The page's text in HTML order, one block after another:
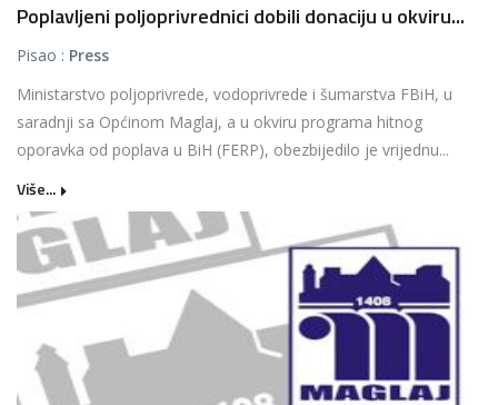
Poplavljeni poljoprivrednici dobili donaciju u okviru...
Pisao : Press
Ministarstvo poljoprivrede, vodoprivrede i šumarstva FBiH, u
saradnji sa Općinom Maglaj, a u okviru programa hitnog
oporavka od poplava u BiH (FERP), obezbijedilo je vrijednu...
Više...